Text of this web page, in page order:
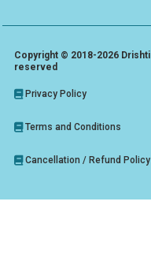
Copyright © 2018-2026
reserved
Privacy Policy
Terms and Conditions
Cancellation / Refund Policy